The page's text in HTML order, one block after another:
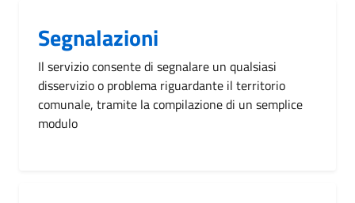
Segnalazioni
Il servizio consente di segnalare un qualsiasi
disservizio o problema riguardante il territorio
comunale, tramite la compilazione di un semplice
modulo